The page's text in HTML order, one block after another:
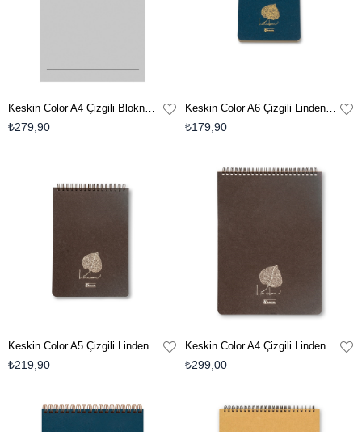
Keskin Color A4 Çizgili Bloknot Draft - Gri
₺279,90
Keskin Color A6 Çizgili Linden Bloknot-Mavi
₺179,90
Keskin Color A5 Çizgili Linden Bloknot - Kahverengi
₺219,90
Keskin Color A4 Çizgili Linden Bloknot-Kahverengi
₺299,00